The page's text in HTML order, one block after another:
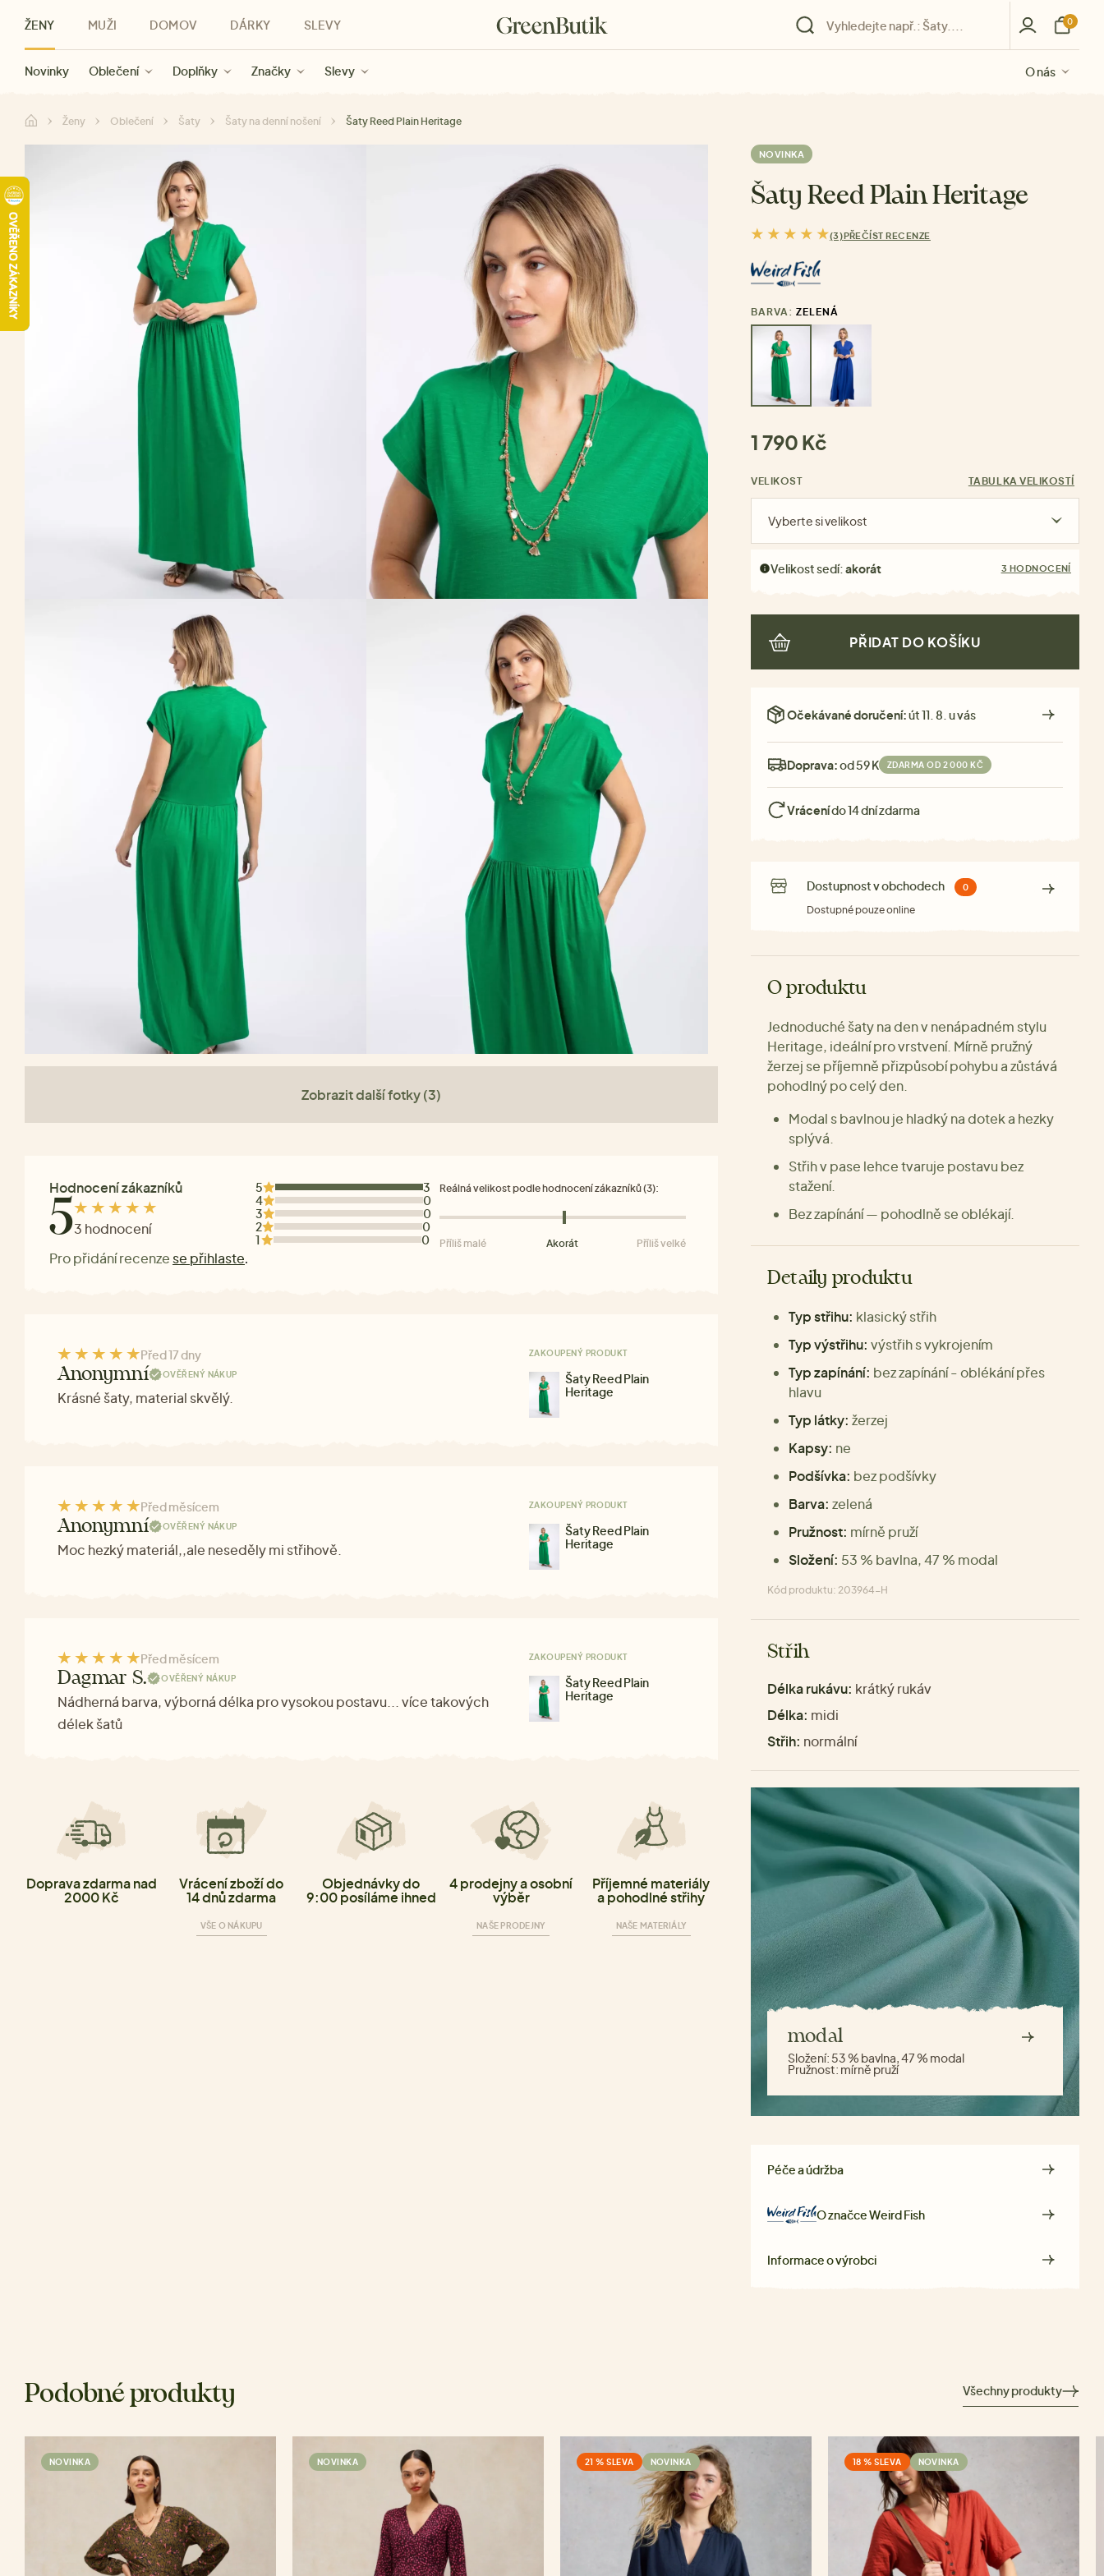
ŽENY
Novinky Oblečení Doplňky Značky Slevy O nás
MUŽI
Novinky Oblečení Značky Slevy O nás
DOMOV
Kategorie Značky Slevy O nás
DÁRKY
Pro ženy Pro muže Pro děti Pro všechny Dárkové poukazy O nás
SLEVY
Slevy ženy Slevy muži O nás
0
Ženy Oblečení Šaty Šaty na denní nošení Šaty Reed Plain Heritage
Zobrazit další fotky (3)
Hodnocení zákazníků
53 hodnocení
Pro přidání recenze se přihlaste.
5
3
4
0
3
0
2
0
1
0
Reálná velikost podle hodnocení zákazníků (3):
Příliš malé Akorát Příliš velké
Před 17 dny
Anonymní OVĚŘENÝ NÁKUP
Krásné šaty, material skvělý.
ZAKOUPENÝ PRODUKT
Šaty Reed Plain
Heritage
Před měsícem
Anonymní OVĚŘENÝ NÁKUP
Moc hezký materiál,,ale neseděly mi střihově.
ZAKOUPENÝ PRODUKT
Šaty Reed Plain
Heritage
Před měsícem
Dagmar S. OVĚŘENÝ NÁKUP
Nádherná barva, výborná délka pro vysokou postavu... více takových
délek šatů
ZAKOUPENÝ PRODUKT
Šaty Reed Plain
Heritage
Doprava zdarma nad
2000 Kč
Vrácení zboží do
14 dnů zdarma
VŠE O NÁKUPU
Objednávky do
9:00 posíláme ihned
4 prodejny a osobní
výběr
NAŠE PRODEJNY
Příjemné materiály
a pohodlné střihy
NAŠE MATERIÁLY
NOVINKA
Šaty Reed Plain Heritage
(3)PŘEČÍST RECENZE
BARVA: ZELENÁ
1 790 Kč
VELIKOST TABULKA VELIKOSTÍ
Vyberte si velikost
Velikost sedí:akorát 3 HODNOCENÍ
PŘIDAT DO KOŠÍKU
Očekávané doručení:út 11. 8. u vás
Doprava:od 59 Kč ZDARMA OD 2 000 KČ
Vrácenído 14 dní zdarma
Dostupnost v obchodech 0
Dostupné pouze online
O produktu
Jednoduché šaty na den v nenápadném stylu
Heritage, ideální pro vrstvení. Mírně pružný
žerzej se příjemně přizpůsobí pohybu a zůstává
pohodlný po celý den.
Modal s bavlnou je hladký na dotek a hezky
splývá.
Střih v pase lehce tvaruje postavu bez
stažení.
Bez zapínání — pohodlně se oblékají.
Detaily produktu
Typ střihu: klasický střih
Typ výstřihu: výstřih s vykrojením
Typ zapínání: bez zapínání - oblékání přes
hlavu
Typ látky: žerzej
Kapsy: ne
Podšívka: bez podšívky
Barva: zelená
Pružnost: mírně pruží
Složení: 53 % bavlna, 47 % modal
Kód produktu: 203964-H
Střih
Délka rukávu: krátký rukáv
Délka: midi
Střih: normální
modal
Složení: 53 % bavlna, 47 % modal
Pružnost: mírně pruží
Péče a údržba
O značceWeird Fish
Informace o výrobci
Podobné produkty Všechny produkty
NOVINKA NOVINKA 21 % SLEVA NOVINKA 18 % SLEVA NOVINKA